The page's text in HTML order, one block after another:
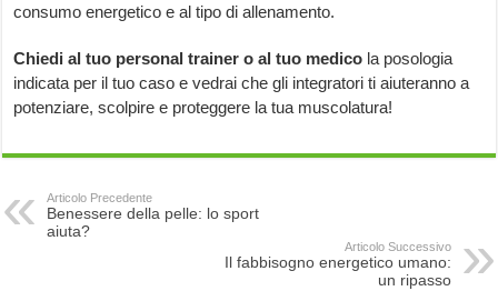
consumo energetico e al tipo di allenamento.
Chiedi al tuo personal trainer o al tuo medico la posologia
indicata per il tuo caso e vedrai che gli integratori ti aiuteranno a
potenziare, scolpire e proteggere la tua muscolatura!
Articolo Precedente
Benessere della pelle: lo sport
aiuta?
Articolo Successivo
Il fabbisogno energetico umano:
un ripasso